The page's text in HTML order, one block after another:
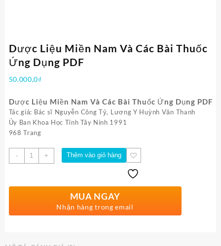
Dược Liệu Miền Nam Và Các Bài Thuốc
Ứng Dụng PDF
50.000,0₫
Dược Liệu Miền Nam Và Các Bài Thuốc Ứng Dụng PDF
Tác giả: Bác sĩ Nguyễn Công Tỷ, Lương Y Huỳnh Văn Thanh
Ủy Ban Khoa Học Tỉnh Tây Ninh 1991
968 Trang
-
Số
lượng
+ Thêm vào giỏ hàng
MUA NGAY
Nhận hàng trong email